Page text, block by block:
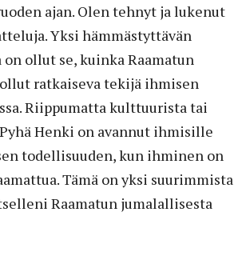
ajan. Olen tehnyt ja lukenut
Yksi hämmästyttävän
ollut se, kuinka Raamatun
ratkaiseva tekijä ihmisen
Riippumatta kulttuurista tai
Henki on avannut ihmisille
todellisuuden, kun ihminen on
Tämä on yksi suurimmista
Raamatun jumalallisesta